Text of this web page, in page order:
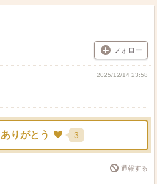
フォロー
2025/12/14 23:58
ありがとう 3
通報する